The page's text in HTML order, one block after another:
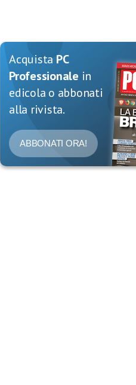
Acquista PC
Professionale in
edicola o abbonati
alla rivista.
ABBONATI ORA!